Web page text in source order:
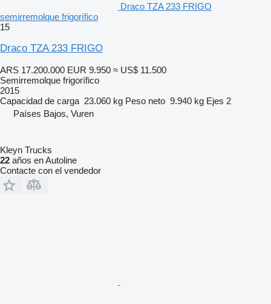
Draco TZA 233 FRIGO
semirremolque frigorífico
15
Draco TZA 233 FRIGO
ARS 17.200.000 EUR 9.950 ≈ US$ 11.500
Semirremolque frigorífico
2015
Capacidad de carga 23.060 kg Peso neto 9.940 kg Ejes 2
Países Bajos, Vuren
Kleyn Trucks
22 años en Autoline
Contacte con el vendedor